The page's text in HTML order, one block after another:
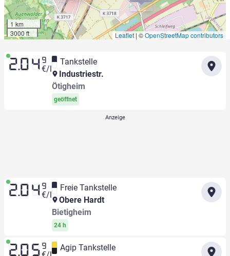
1 km
3000 ft
Leaflet | ©OpenStreetMap contributors
2.04 9
€/l
Tankstelle
Industriestr.
Ötigheim
geöffnet
2.04 9
€/l
Freie Tankstelle
Obere Hardt
Bietigheim
24 h
2.05 9
Agip Tankstelle